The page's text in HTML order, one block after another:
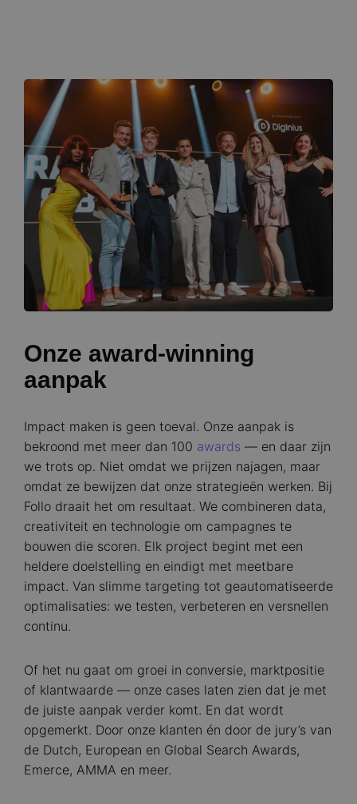
Onze award-winning
aanpak
Impact maken is geen toeval. Onze aanpak is
bekroond met meer dan 100 awards — en daar zijn
we trots op. Niet omdat we prijzen najagen, maar
omdat ze bewijzen dat onze strategieën werken. Bij
Follo draait het om resultaat. We combineren data,
creativiteit en technologie om campagnes te
bouwen die scoren. Elk project begint met een
heldere doelstelling en eindigt met meetbare
impact. Van slimme targeting tot geautomatiseerde
optimalisaties: we testen, verbeteren en versnellen
continu.
Of het nu gaat om groei in conversie, marktpositie
of klantwaarde — onze cases laten zien dat je met
de juiste aanpak verder komt. En dat wordt
opgemerkt. Door onze klanten én door de jury’s van
de Dutch, European en Global Search Awards,
Emerce, AMMA en meer.